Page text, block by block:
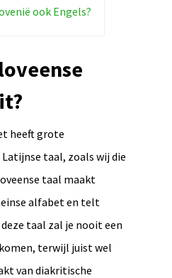
ook Engels?
heeft grote
taal, zoals wij die
taal maakt
alfabet en telt
taal zal je nooit een
terwijl juist wel
van diakritische